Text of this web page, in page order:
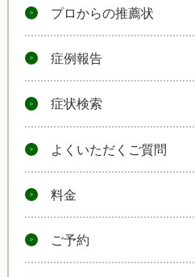
プロからの推薦状
症例報告
症状検索
よくいただくご質問
料金
ご予約